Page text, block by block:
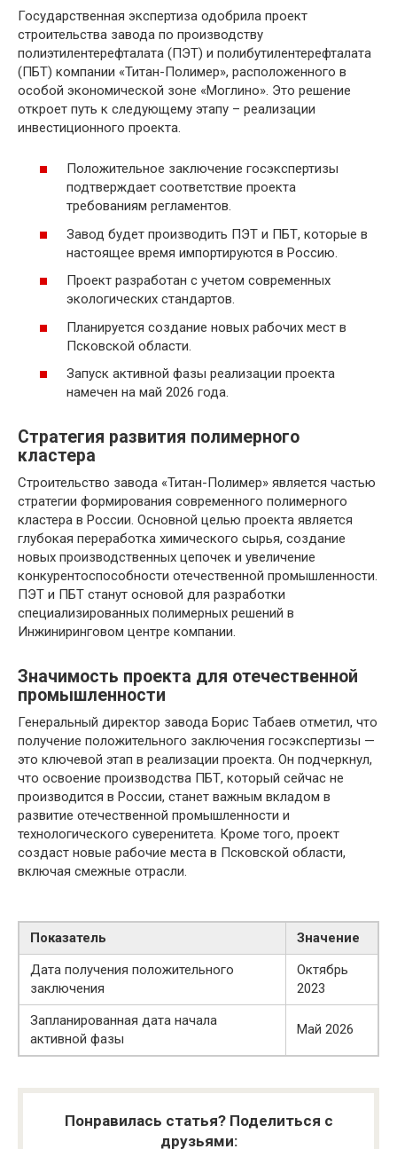
Государственная экспертиза одобрила проект
строительства завода по производству
полиэтилентерефталата (ПЭТ) и полибутилентерефталата
(ПБТ) компании «Титан-Полимер», расположенного в
особой экономической зоне «Моглино». Это решение
откроет путь к следующему этапу – реализации
инвестиционного проекта.
Положительное заключение госэкспертизы
подтверждает соответствие проекта
требованиям регламентов.
Завод будет производить ПЭТ и ПБТ, которые в
настоящее время импортируются в Россию.
Проект разработан с учетом современных
экологических стандартов.
Планируется создание новых рабочих мест в
Псковской области.
Запуск активной фазы реализации проекта
намечен на май 2026 года.
Стратегия развития полимерного
кластера
Строительство завода «Титан-Полимер» является частью
стратегии формирования современного полимерного
кластера в России. Основной целью проекта является
глубокая переработка химического сырья, создание
новых производственных цепочек и увеличение
конкурентоспособности отечественной промышленности.
ПЭТ и ПБТ станут основой для разработки
специализированных полимерных решений в
Инжиниринговом центре компании.
Значимость проекта для отечественной
промышленности
Генеральный директор завода Борис Табаев отметил, что
получение положительного заключения госэкспертизы —
это ключевой этап в реализации проекта. Он подчеркнул,
что освоение производства ПБТ, который сейчас не
производится в России, станет важным вкладом в
развитие отечественной промышленности и
технологического суверенитета. Кроме того, проект
создаст новые рабочие места в Псковской области,
включая смежные отрасли.
Показатель
Значение
Дата получения положительного
заключения
Октябрь
2023
Запланированная дата начала
активной фазы
Май 2026
Понравилась статья? Поделиться с
друзьями: